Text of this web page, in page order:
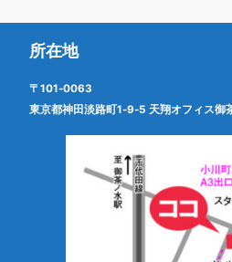
ー
所在地
〒101-0063
東京都神田淡路町1-9-5 天翔オフィス御